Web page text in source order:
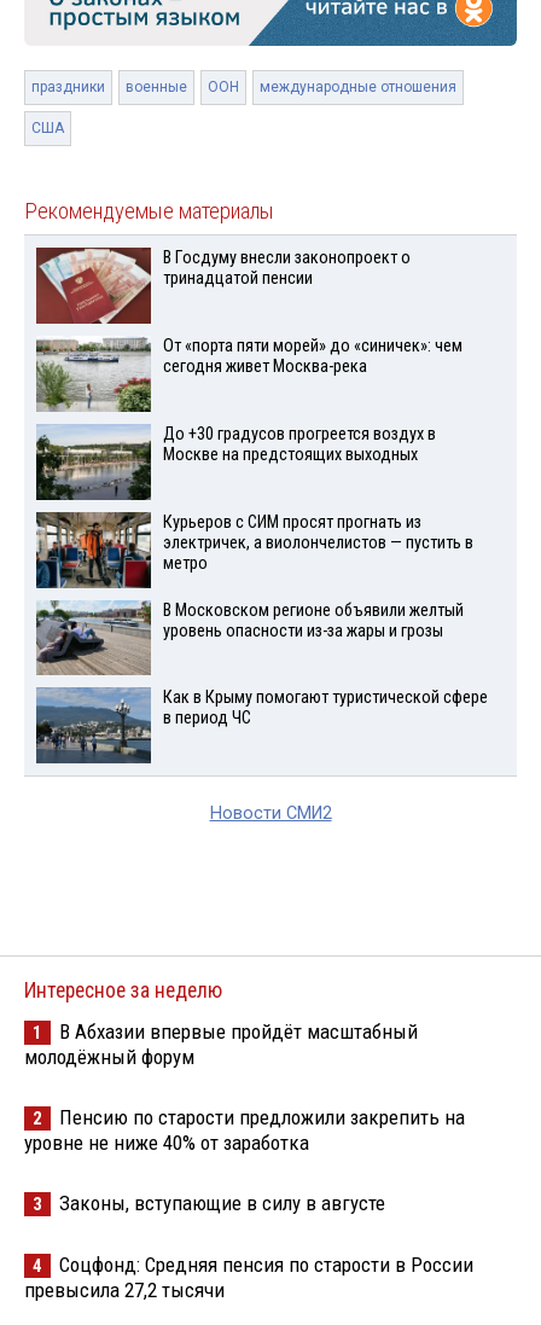
праздники военные ООН международные отношения
США
Рекомендуемые материалы
В Госдуму внесли законопроект о
тринадцатой пенсии
От «порта пяти морей» до «синичек»: чем
сегодня живет Москва-река
До +30 градусов прогреется воздух в
Москве на предстоящих выходных
Курьеров с СИМ просят прогнать из
электричек, а виолончелистов — пустить в
метро
В Московском регионе объявили желтый
уровень опасности из-за жары и грозы
Как в Крыму помогают туристической сфере
в период ЧС
Новости СМИ2
Интересное за неделю
1
В Абхазии впервые пройдёт масштабный
молодёжный форум
2
Пенсию по старости предложили закрепить на
уровне не ниже 40% от заработка
3 Законы, вступающие в силу в августе
4
Соцфонд: Средняя пенсия по старости в России
превысила 27,2 тысячи